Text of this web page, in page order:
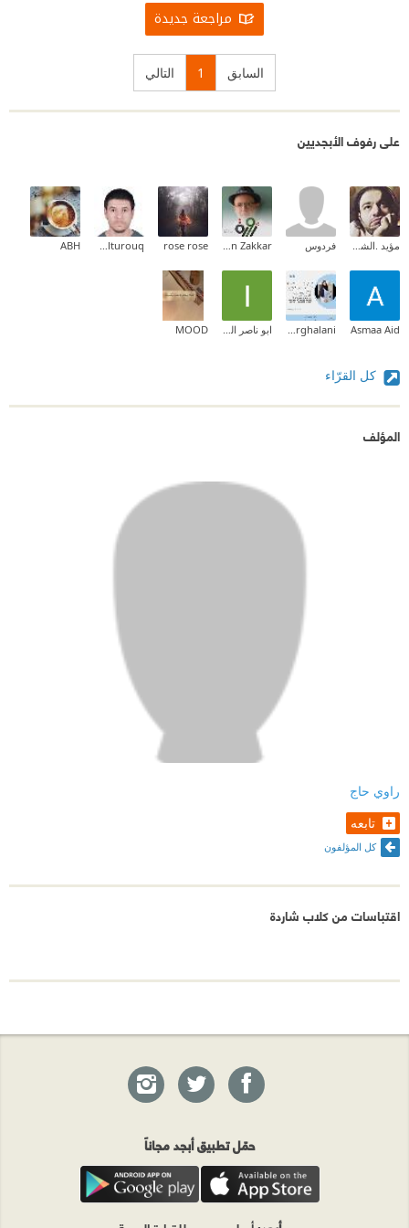
مراجعة جديدة
السابق 1 التالي
على رفوف الأبجديين
مؤيد .الشمالي فردوس Maen Zakkar
rose rose
Badruldeen Alturouq
ABH
Asmaa Aid
Manal Marghalani ابو ناصر المحمدي MOOD
كل القرّاء
المؤلف
راوي حاج
تابعه
كل المؤلفون
اقتباسات من ‎⁨كلاب شاردة
حمّل تطبيق أبجد مجاناً